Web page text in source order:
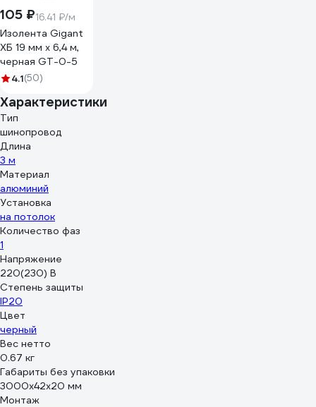
105 ₽16.41 ₽/м
Изолента Gigant
ХБ 19 мм х 6,4 м,
черная GT-0-5
4.1(50)
Характеристики
Тип
шинопровод
Длина
3 м
Материал
алюминий
Установка
на потолок
Количество фаз
1
Напряжение
220(230) В
Степень защиты
IP20
Цвет
черный
Вес нетто
0.67 кг
Габариты без упаковки
3000х42х20 мм
Монтаж